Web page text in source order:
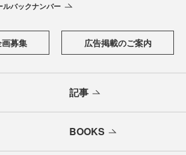
ルバックナンバー
募集 広告掲載のご案内
記事
BOOKS